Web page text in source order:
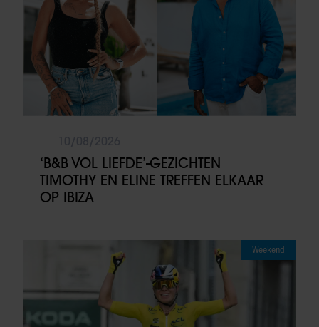
‘B&B VOL LIEFDE’-GEZICHTEN
TIMOTHY EN ELINE TREFFEN ELKAAR
OP IBIZA
Weekend